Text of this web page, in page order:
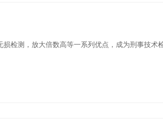
检测，放大倍数高等一系列优点，成为刑事技术